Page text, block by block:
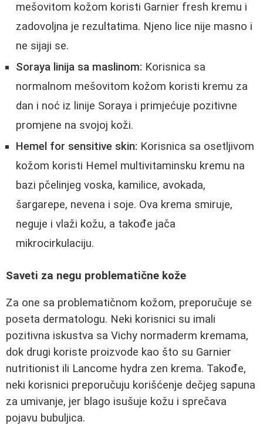
mešovitom kožom koristi Garnier fresh kremu i
zadovoljna je rezultatima. Njeno lice nije masno i
ne sijaji se.
Soraya linija sa maslinom: Korisnica sa
normalnom mešovitom kožom koristi kremu za
dan i noć iz linije Soraya i primjećuje pozitivne
promjene na svojoj koži.
Hemel for sensitive skin: Korisnica sa osetljivom
kožom koristi Hemel multivitaminsku kremu na
bazi pčelinjeg voska, kamilice, avokada,
šargarepe, nevena i soje. Ova krema smiruje,
neguje i vlaži kožu, a takođe jača
mikrocirkulaciju.
Saveti za negu problematične kože
Za one sa problematičnom kožom, preporučuje se
poseta dermatologu. Neki korisnici su imali
pozitivna iskustva sa Vichy normaderm kremama,
dok drugi koriste proizvode kao što su Garnier
nutritionist ili Lancome hydra zen krema. Takođe,
neki korisnici preporučuju korišćenje dečjeg sapuna
za umivanje, jer blago isušuje kožu i sprečava
pojavu bubuljica.